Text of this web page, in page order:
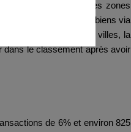
loyers dans certaines zones
ou à optimiser leurs biens via
plupart des grandes villes, la
dans le classement après avoir
de 6% et environ 825